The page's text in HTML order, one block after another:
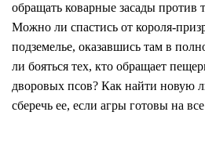
обращать коварные засады против
Можно ли спастись от короля-
подземелье, оказавшись там в
ли бояться тех, кто обращает
дворовых псов? Как найти новую
сберечь ее, если агры готовы на